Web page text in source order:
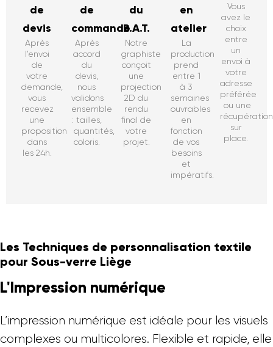
de
devis
Après
l’envoi
de
votre
demande,
vous
recevez
une
proposition
dans
les 24h.
de
commande
Après
accord
du
devis,
nous
validons
ensemble
: tailles,
quantités,
coloris.
du
B.A.T.
Notre
graphiste
conçoit
une
projection
2D du
rendu
final de
votre
projet.
en
atelier
La
production
prend
entre 1
à 3
semaines
ouvrables
en
fonction
de vos
besoins
et
impératifs.
Vous
avez le
choix
entre
un
envoi à
votre
adresse
préférée
ou une
récupération
sur
place.
Les Techniques de personnalisation textile
pour Sous-verre Liège
L'Impression numérique
L’impression numérique est idéale pour les visuels
complexes ou multicolores. Flexible et rapide, elle